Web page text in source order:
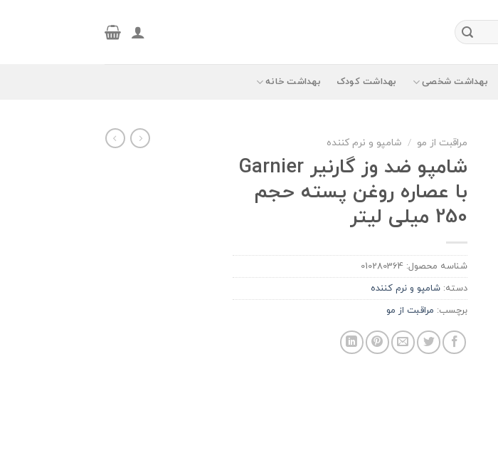
بهداشت شخصی بهداشت کودک بهداشت خانه
مراقبت از مو / شامپو و نرم کننده
شامپو ضد وز گارنیر Garnier
با عصاره روغن پسته حجم
250 میلی لیتر
شناسه محصول: 010280364
دسته: شامپو و نرم کننده
برچسب: مراقبت از مو